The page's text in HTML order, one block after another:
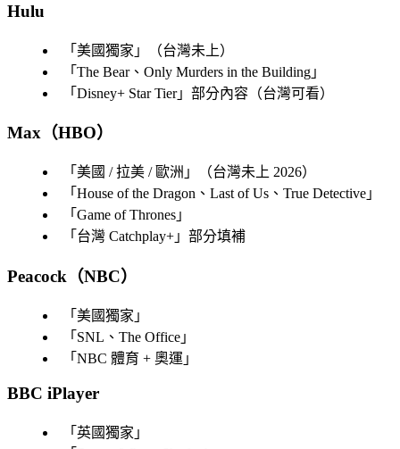
Hulu
「 美國獨家 」（台灣未上）
「 The Bear、Only Murders in the Building 」
「 Disney+ Star Tier」部分內容（台灣可看）
Max（HBO）
「 美國 / 拉美 / 歐洲 」（台灣未上 2026）
「 House of the Dragon、Last of Us、True Detective 」
「 Game of Thrones 」
「 台灣 Catchplay+ 」部分填補
Peacock（NBC）
「 美國獨家 」
「 SNL、The Office 」
「 NBC 體育 + 奧運 」
BBC iPlayer
「 英國獨家 」